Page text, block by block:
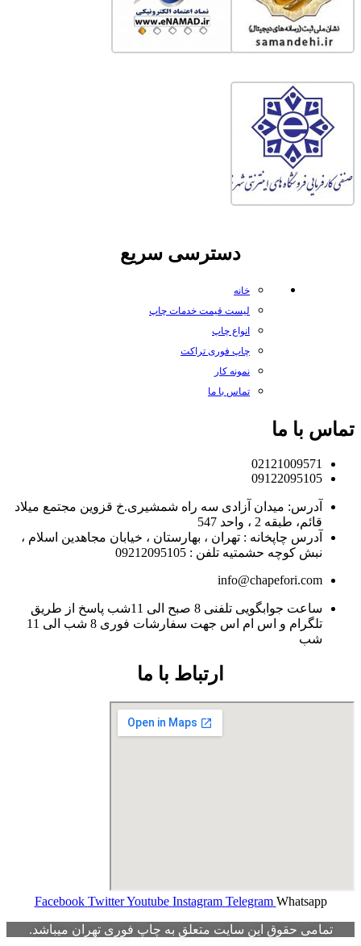
دسترسی سریع
خانه
لیست قیمت خدمات چاپ
انواع چاپ
چاپ فوری تراکت
نمونه کار
تماس با ما
تماس با ما
02121009571
09122095105
آدرس: میدان آزادی سه راه شمشیری.خ قزوین مجتمع میلاد
قائم، طبقه 2 ، واحد 547
آدرس چاپخانه : تهران ، بهارستان ، خیابان مجاهدین اسلام ،
نبش کوچه حشمتیه تلفن : 09212095105
info@chapefori.com
ساعت جوابگویی تلفنی 8 صبح الی 11شب پاسخ از طریق
تلگرام و اس ام اس جهت سفارشات فوری 8 شب الی 11
شب
ارتباط با ما
Facebook Twitter Youtube Instagram Telegram Whatsapp
تمامی حقوق این سایت متعلق به چاپ فوری تهران میباشد.